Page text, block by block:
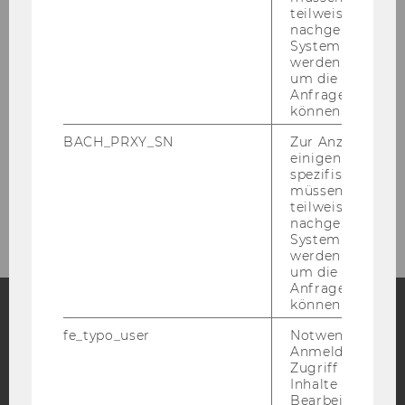
NPO-Forum 2026: Anmeldung und Preise
NPO-Forum 2026: Fotos
Facebook Blog
teilweise von
nachgelagerten
System
werden.
um die Antwort
Anfrage
können.
BACH_PRXY_SN
Zur Anzeige von
einigen WU-
spezifischen
müssen
teilweise von
nachgelagerten
System
werden.
um die Antwort
Anfrage
können.
fe_typo_user
Notwendig für
Anmeldung und
Zugriff auf
Inhalte oder zur
Bearbeitung des